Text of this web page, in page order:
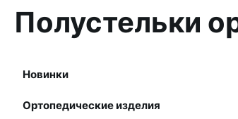
Полустельки
Новинки
Ортопедические изделия